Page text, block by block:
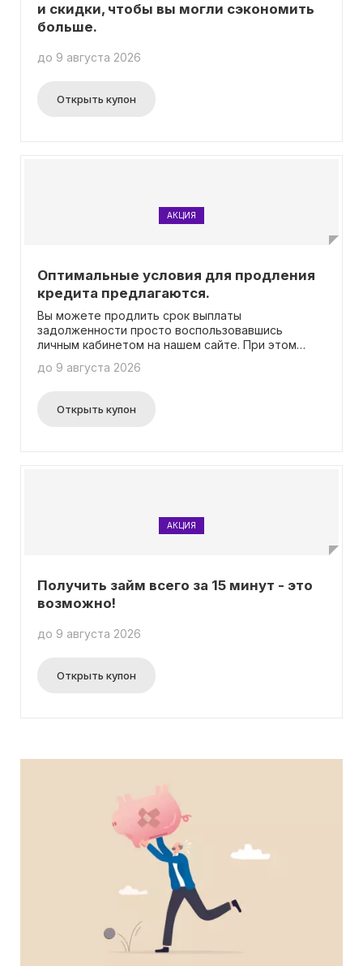
и скидки, чтобы вы могли сэкономить
больше.
до 9 августа 2026
Открыть купон
АКЦИЯ
Оптимальные условия для продления
кредита предлагаются.
Вы можете продлить срок выплаты
задолженности просто воспользовавшись
личным кабинетом на нашем сайте. При этом
будет взиматься дополнительная плата, в
действующими в нашей компании.
до 9 августа 2026
Открыть купон
АКЦИЯ
Получить займ всего за 15 минут - это
возможно!
до 9 августа 2026
Открыть купон